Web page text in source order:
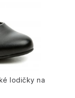
lodičky na